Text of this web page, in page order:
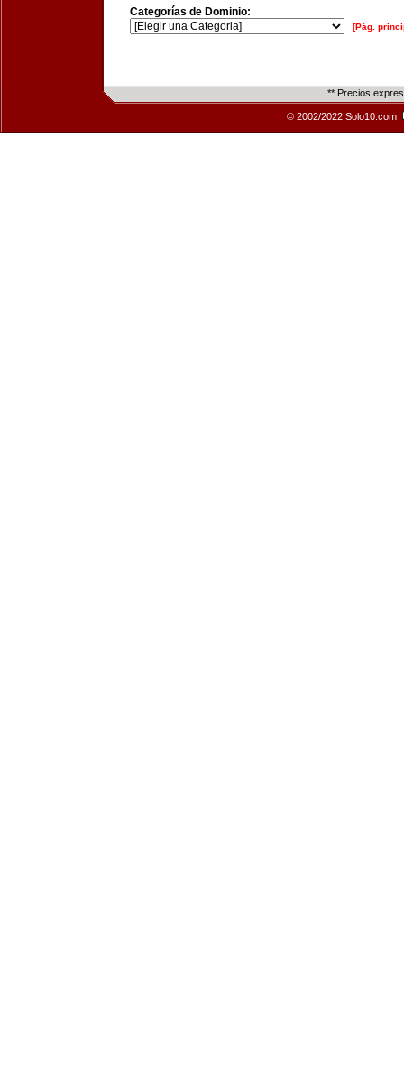
Categorías de Dominio:
[Pág.
** Precios
© 2002/2022 Solo10.com